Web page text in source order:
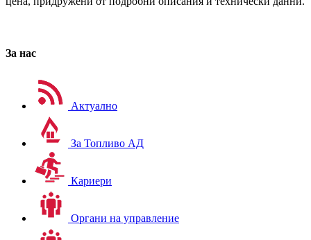
За нас
Актуално
За Топливо АД
Кариери
Органи на управление